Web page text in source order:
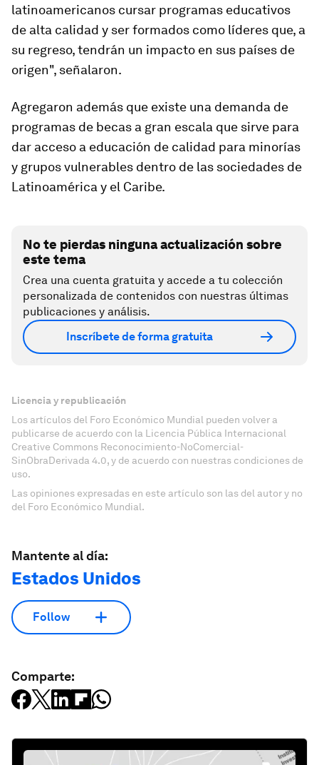
latinoamericanos cursar programas educativos
de alta calidad y ser formados como líderes que, a
su regreso, tendrán un impacto en sus países de
origen", señalaron.
Agregaron además que existe una demanda de
programas de becas a gran escala que sirve para
dar acceso a educación de calidad para minorías
y grupos vulnerables dentro de las sociedades de
Latinoamérica y el Caribe.
No te pierdas ninguna actualización sobre
este tema
Crea una cuenta gratuita y accede a tu colección
personalizada de contenidos con nuestras últimas
publicaciones y análisis.
Inscríbete de forma gratuita
Licencia y republicación
Los artículos del Foro Económico Mundial pueden volver a
publicarse de acuerdo con la Licencia Pública Internacional
Creative Commons Reconocimiento-NoComercial-
SinObraDerivada 4.0, y de acuerdo con nuestras condiciones de
uso.
Las opiniones expresadas en este artículo son las del autor y no
del Foro Económico Mundial.
Mantente al día:
Estados Unidos
Follow
Comparte: